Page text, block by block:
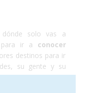
dónde solo vas a
para ir a conocer
destinos para ir
su gente y su
proponemos una
su totalidad sobre